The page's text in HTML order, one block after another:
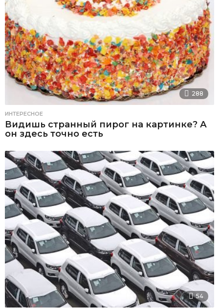
288
ИНТЕРЕСНОЕ
Видишь странный пирог на картинке? А
он здесь точно есть
54